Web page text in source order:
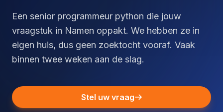
Een senior programmeur python die jouw
vraagstuk in Namen oppakt. We hebben ze in
eigen huis, dus geen zoektocht vooraf. Vaak
binnen twee weken aan de slag.
Stel uw vraag